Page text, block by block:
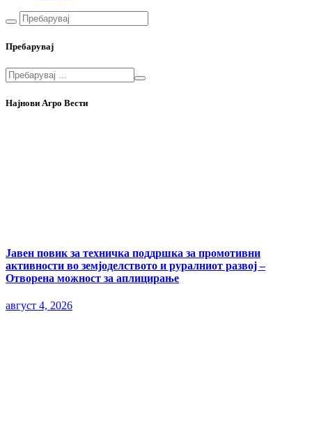
Пребарувај
Најнови Агро Вести
Јавен повик за техничка поддршка за промотивни
активности во земјоделството и руралниот развој –
Отворена можност за аплицирање
август 4, 2026